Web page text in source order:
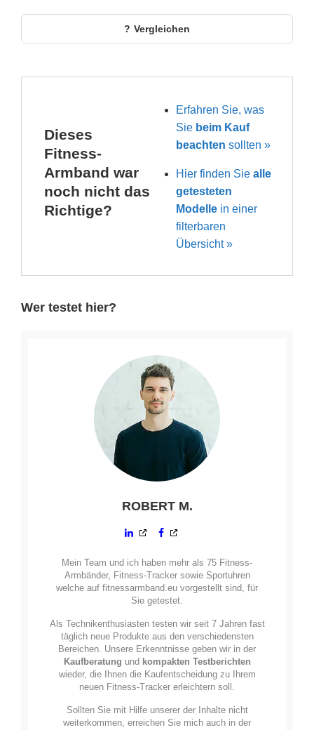
Vergleichen
Dieses
Fitness-
Armband war
noch nicht das
Richtige?
Erfahren Sie, was
Sie beim Kauf
beachten sollten »
Hier finden Siealle
getesteten
Modelle in einer
filterbaren
Übersicht »
Wer testet hier?
ROBERT M.
Mein Team und ich haben mehr als 75 Fitness-
Armbänder, Fitness-Tracker sowie Sportuhren
welche auf fitnessarmband.eu vorgestellt sind, für
Sie getestet.
Als Technikenthusiasten testen wir seit 7 Jahren fast
täglich neue Produkte aus den verschiedensten
Bereichen. Unsere Erkenntnisse geben wir in der
Kaufberatung und kompakten Testberichten
wieder, die Ihnen die Kaufentscheidung zu Ihrem
neuen Fitness-Tracker erleichtern soll.
Sollten Sie mit Hilfe unserer der Inhalte nicht
weiterkommen, erreichen Sie mich auch in der